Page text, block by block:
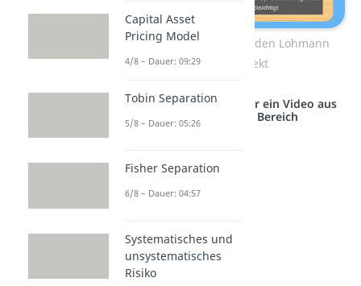
Voraussetzungen für den Lohmann
Ruchti Effekt
Studyflix vernetzt: Hier ein Video aus
einem anderen Bereich
Capital Asset
Pricing Model
4/8 – Dauer: 09:29
Tobin Separation
5/8 – Dauer: 05:26
Fisher Separation
6/8 – Dauer: 04:57
Systematisches und
unsystematisches
Risiko